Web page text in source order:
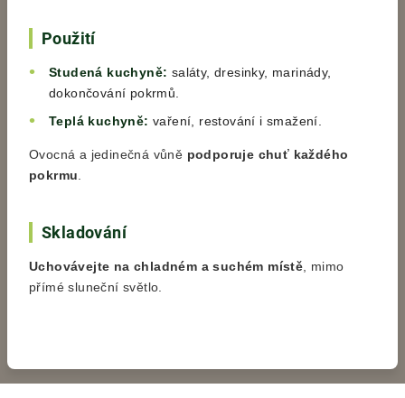
Použití
Studená kuchyně: saláty, dresinky, marinády,
dokončování pokrmů.
Teplá kuchyně: vaření, restování i smažení.
Ovocná a jedinečná vůně podporuje chuť každého
pokrmu
Skladování
Uchovávejte na chladném a suchém místě , mimo
přímé sluneční světlo.